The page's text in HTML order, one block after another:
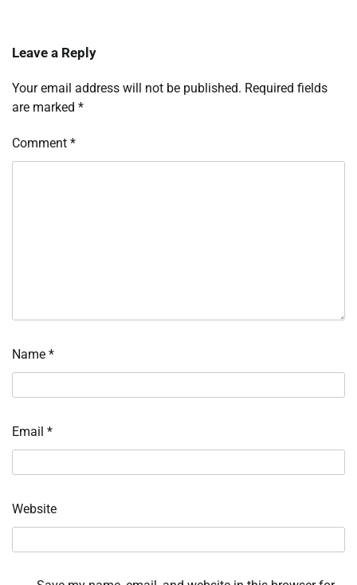
Leave a Reply
Your email address will not be published. Required fields
are marked *
Comment *
Name *
Email *
Website